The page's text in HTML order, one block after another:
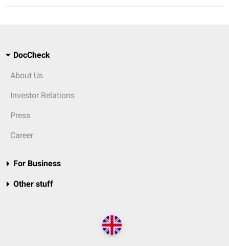
DocCheck
About Us
Investor Relations
Press
Career
For Business
Other stuff